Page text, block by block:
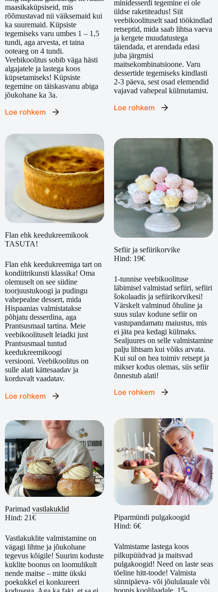
maasikaküpsiseid, mis
rõõmustavad nii väiksemaid kui
ka suuremaid. Küpsiste
tegemiseks varu umbes 1 – 1,5
tundi, aga arvesta, et taina
ooteaeg on 4 tundi.
Veebikoolitus sobib väga hästi
algajatele ja lastega koos
küpsetamiseks! Küpsiste
tegemine on täiskasvanu abiga
jõukohane ka 3a.
Loe rohkem
minidesserdi tegemine ei ole
üldse raketiteadus! Siit
veebikoolituselt saad töökindlad
retseptid, mida saab lihtsa vaeva
ja kergete muudatustega
täiendada, et arendada edasi
juba järgmisi
maitsekombinatsioone. Varu
dessertide tegemiseks kindlasti
2-3 päeva, sest osad elemendid
vajavad vahepeal külmutamist.
Loe rohkem
Flan ehk keedukreemikook
TASUTA!
Flan ehk keedukreemiga tart on
kondiitrikunsti klassika! Oma
olemuselt on see siidine
toorjuustukoogi ja pudingu
vahepealne dessert, mida
Hispaanias valmistatakse
põhjatu desserdina, aga
Prantsusmaal tartina. Meie
veebikoolituselt leiadki just
Prantsusmaal tuntud
keedukreemikoogi
versiooni. Veebikoolitus on
sulle alati kättesaadav ja
korduvalt vaadatav.
Loe rohkem
Sefiir ja sefiirikorvike
Hind: 19€
1-tunnise veebikoolituse
läbimisel valmistad sefiiri, sefiiri
šokolaadis ja sefiirikorvikesi!
Värskelt valminud õhuline ja
suus sulav kodune sefiir on
vastupandamatu maiustus, mis
ei jäta pea kedagi külmaks.
Sealjuures on selle valmistamine
palju lihtsam kui võiks arvata.
Kui sul on hea toimiv retsept ja
mikser kodus olemas, siis sefiir
õnnestub alati!
Loe rohkem
Parimad vastlakuklid
Hind: 21€
Vastlakuklite valmistamine on
vägagi lihtne ja jõukohane
tegevus kõigile! Suurim koduste
kuklite boonus on loomulikult
nende maitse – mitte ükski
poekukkel ei konkureeri
Piparmündi pulgakoogid
Hind: 6€
Valmistame lastega koos
pilkupüüdvad ja maitsvad
pulgakoogid! Need on laste seas
tõeline hitt-toode! Valmista
sünnipäeva- või jõululauale või
hoopis koolilaadale. 15-